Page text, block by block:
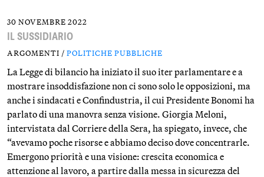
30 NOVEMBRE 2022
IL SUSSIDIARIO
ARGOMENTI / POLITICHE PUBBLICHE
La Legge di bilancio ha iniziato il suo iter parlamentare e a
mostrare insoddisfazione non ci sono solo le opposizioni, ma
anche i sindacati e Confindustria, il cui Presidente Bonomi ha
parlato di una manovra senza visione. Giorgia Meloni,
intervistata dal Corriere della Sera, ha spiegato, invece, che
“avevamo poche risorse e abbiamo deciso dove concentrarle.
Emergono priorità e una visione: crescita economica e
attenzione al lavoro, a partire dalla messa in sicurezza del